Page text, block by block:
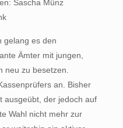
Sascha Münz
gelang es den
Ämter mit jungen,
neu zu besetzen.
an. Bisher
ausgeübt, der jedoch auf
Wahl nicht mehr zur